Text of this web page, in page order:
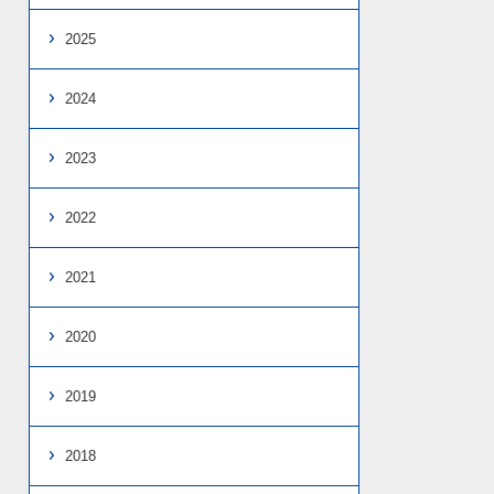
2025
2024
2023
2022
2021
2020
2019
2018